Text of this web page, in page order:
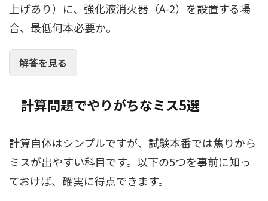
上げあり）に、強化液消火器（A-2）を設置する場
合、最低何本必要か。
解答を見る
計算問題でやりがちなミス5選
計算自体はシンプルですが、試験本番では焦りから
ミスが出やすい科目です。以下の5つを事前に知っ
ておけば、確実に得点できます。